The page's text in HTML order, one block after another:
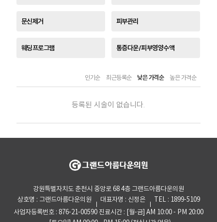
문신제거 피부관리
웨딩프로그램 통증다운/피부영양수액
인기순 최근등록순 낮은 가격순 높은 가격순
등록된 시술이 없습니다.
강원특별자치도 춘천시 중앙로 68 4층 그랜드아름다운의원
상호명 : 그랜드아름다운의원
대표자명 : 신정은
TEL : 1899-5109
사업자등록번호 : 876-21-00590 진료시간 : [월-금] AM 10:00 - PM 20:00